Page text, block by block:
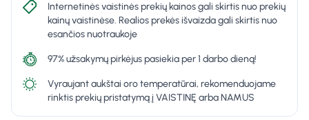
Internetinės vaistinės prekių kainos gali skirtis nuo prekių
kainų vaistinėse. Realios prekės išvaizda gali skirtis nuo
esančios nuotraukoje
97% užsakymų pirkėjus pasiekia per 1 darbo dieną!
Vyraujant aukštai oro temperatūrai, rekomenduojame
rinktis prekių pristatymą į VAISTINĘ arba NAMUS